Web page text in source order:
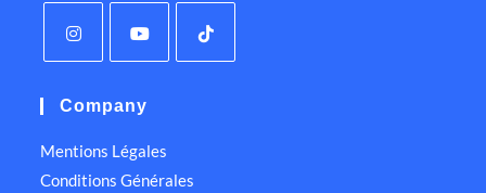
Company
Mentions Légales
Conditions Générales